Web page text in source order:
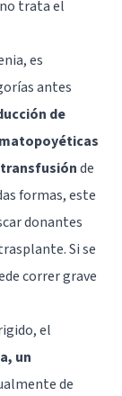
trata el
es
antes
de
de
formas, este
donantes
Si se
correr grave
el
un
de